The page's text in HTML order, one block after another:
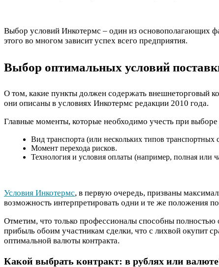
Выбор условий Инкотермс – один из основополагающих
этого во многом зависит успех всего предприятия.
Выбор оптимальных условий
О том, какие пункты должен содержать внешнеторговый
они описаны в условиях Инкотермс редакции 2010 года.
Главные моменты, которые необходимо учесть при
Вид транспорта (или нескольких типов транспортных
Момент перехода рисков.
Технология и условия оплаты (например, полная или
Условия Инкотермс, в первую очередь, призваны
возможность интерпретировать одни и те же положения
Отметим, что только профессионалы способны полностью
прибыль обоим участникам сделки, что с лихвой окупит
оптимальной валюты контракта.
Какой выбрать контракт: в рублях или